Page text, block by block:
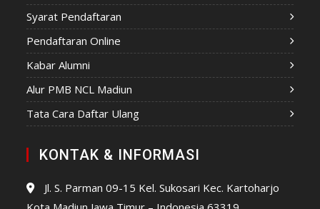
Syarat Pendaftaran
Pendaftaran Online
Kabar Alumni
Alur PMB NCL Madiun
Tata Cara Daftar Ulang
KONTAK & INFORMASI
Jl. S. Parman 09-15 Kel. Sukosari Kec. Kartoharjo